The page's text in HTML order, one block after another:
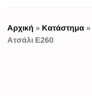
Αρχική » Κατάστημα »
Ατσάλι Ε260